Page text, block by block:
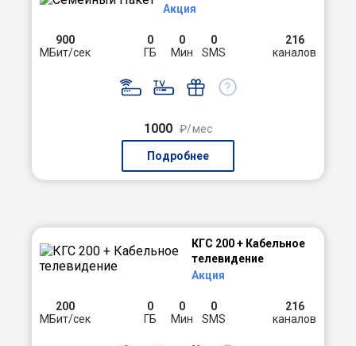
Акция
900
МБит/сек
0
ГБ
0
Мин
0
SMS
216
каналов
1000 ₽/мес
Подробнее
КГС 200 + Кабельное
телевидение
Акция
200
МБит/сек
0
ГБ
0
Мин
0
SMS
216
каналов